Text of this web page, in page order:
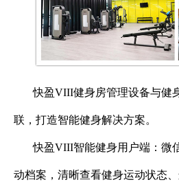
快盈VIII健身房管理设备与健
联，打造智能健身解决方案。
快盈VIII智能健身用户端：微
动档案，清晰查看健身运动状态、